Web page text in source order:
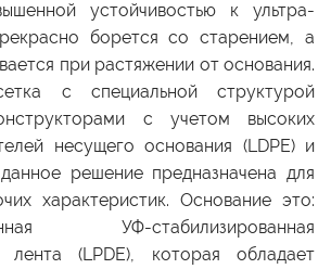
устойчивостью к ультра-
борется со старением, а
при растяжении от основания.
с специальной структурой
с учетом высоких
несущего основания (LDPE) и
решение предназначена для
характеристик. Основание это:
УФ-стабилизированная
лента (LPDE), которая обладает